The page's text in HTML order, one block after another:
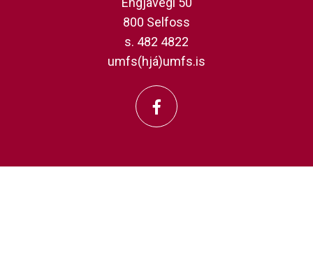
800 Selfoss
s. 482 4822
umfs(hjá)umfs.is